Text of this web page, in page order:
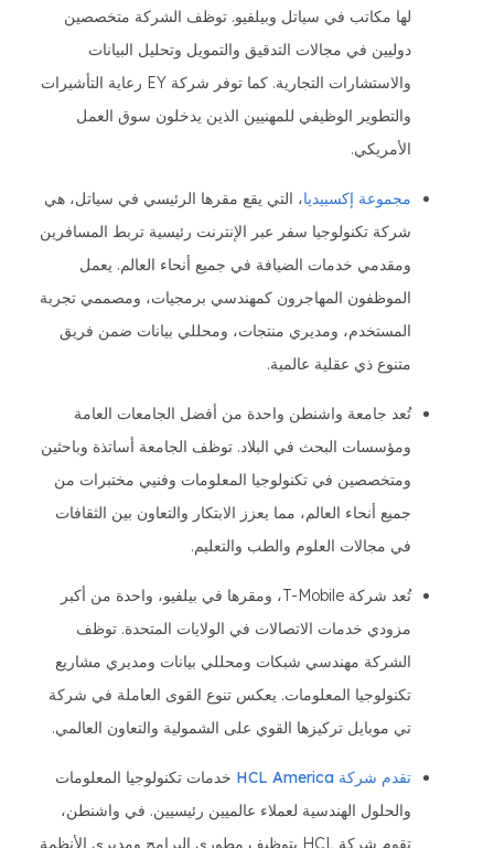
لها مكاتب في سياتل وبيلفيو. توظف الشركة متخصصين
دوليين في مجالات التدقيق والتمويل وتحليل البيانات
والاستشارات التجارية. كما توفر شركة EY رعاية التأشيرات
والتطوير الوظيفي للمهنيين الذين يدخلون سوق العمل
الأمريكي.
مجموعة إكسبيديا، التي يقع مقرها الرئيسي في سياتل، هي
شركة تكنولوجيا سفر عبر الإنترنت رئيسية تربط المسافرين
ومقدمي خدمات الضيافة في جميع أنحاء العالم. يعمل
الموظفون المهاجرون كمهندسي برمجيات، ومصممي تجربة
المستخدم، ومديري منتجات، ومحللي بيانات ضمن فريق
متنوع ذي عقلية عالمية.
تُعد جامعة واشنطن واحدة من أفضل الجامعات العامة
ومؤسسات البحث في البلاد. توظف الجامعة أساتذة وباحثين
ومتخصصين في تكنولوجيا المعلومات وفنيي مختبرات من
جميع أنحاء العالم، مما يعزز الابتكار والتعاون بين الثقافات
في مجالات العلوم والطب والتعليم.
تُعد شركة T-Mobile، ومقرها في بيلفيو، واحدة من أكبر
مزودي خدمات الاتصالات في الولايات المتحدة. توظف
الشركة مهندسي شبكات ومحللي بيانات ومديري مشاريع
تكنولوجيا المعلومات. يعكس تنوع القوى العاملة في شركة
تي موبايل تركيزها القوي على الشمولية والتعاون العالمي.
تقدم شركة HCL America
خدمات تكنولوجيا المعلومات
والحلول الهندسية لعملاء عالميين رئيسيين. في واشنطن،
تقوم شركة HCL بتوظيف مطوري البرامج ومديري الأنظمة